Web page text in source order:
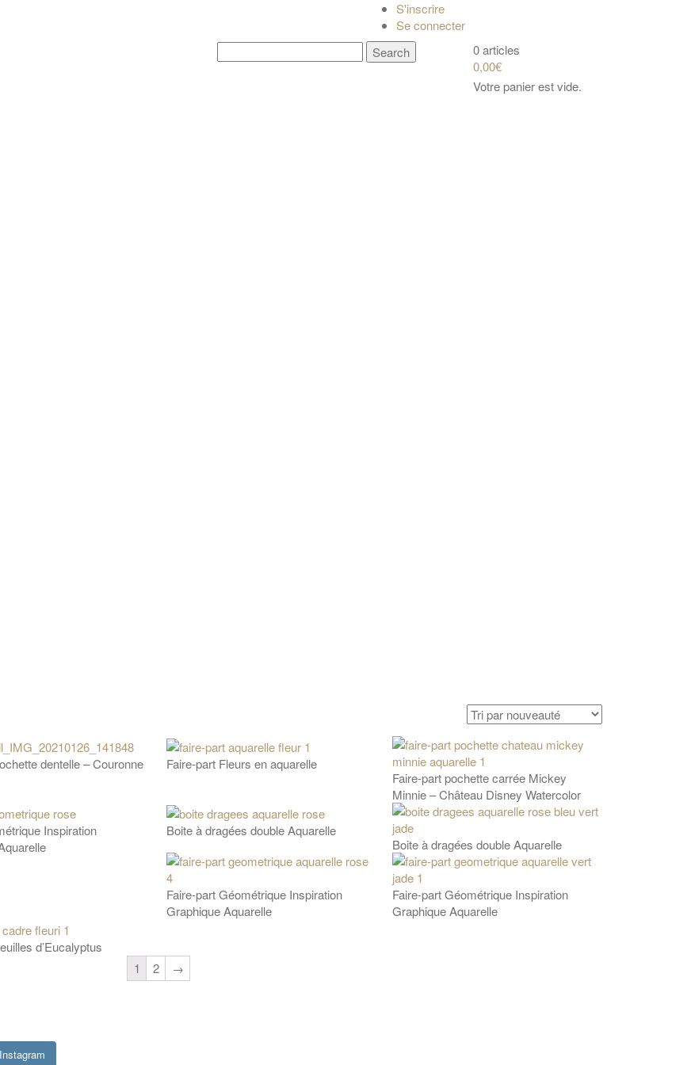
S'inscrire
Se connecter
0 articles
0,00€
Votre panier est vide.
dentelle – Couronne
Faire-part Fleurs en aquarelle
Faire-part pochette carrée Mickey
Minnie – Château Disney Watercolor
Inspiration
Boite à dragées double Aquarelle
Boite à dragées double Aquarelle
Faire-part Géométrique Inspiration
Graphique Aquarelle
Faire-part Géométrique Inspiration
Graphique Aquarelle
d’Eucalyptus
1
2 →